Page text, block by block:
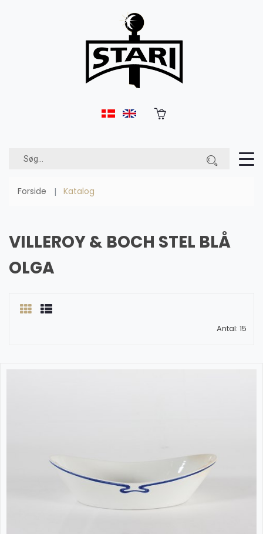
Forside Katalog
VILLEROY & BOCH STEL BLÅ
OLGA
Antal: 15